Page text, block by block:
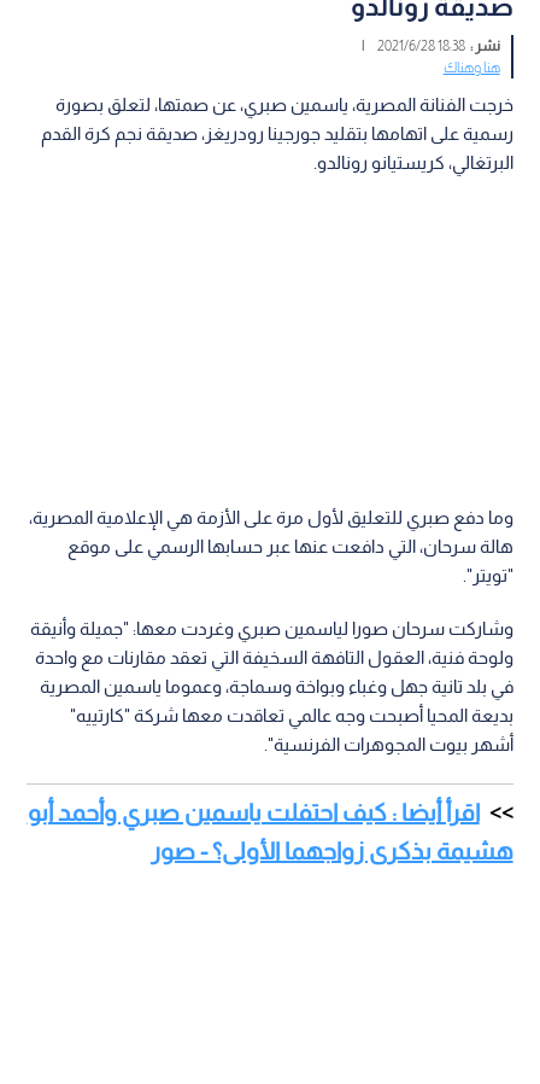
صديقة رونالدو
نشر :18:38 2021/6/28
|
هنا وهناك
خرجت الفنانة المصرية، ياسمين صبري، عن صمتها، لتعلق بصورة
رسمية على اتهامها بتقليد جورجينا رودريغز، صديقة نجم كرة القدم
البرتغالي، كريستيانو رونالدو.
وما دفع صبري للتعليق لأول مرة على الأزمة هي الإعلامية المصرية،
هالة سرحان، التي دافعت عنها عبر حسابها الرسمي على موقع
"تويتر".
وشاركت سرحان صورا لياسمين صبري وغردت معها: "جميلة وأنيقة
ولوحة فنية، العقول التافهة السخيفة التي تعقد مقارنات مع واحدة
في بلد تانية جهل وغباء وبواخة وسماجة، وعموما ياسمين المصرية
بديعة المحيا أصبحت وجه عالمي تعاقدت معها شركة "كارتييه"
أشهر بيوت المجوهرات الفرنسية".
اقرأ أيضا : كيف احتفلت ياسمين صبري وأحمد أبو
هشيمة بذكرى زواجهما الأولى؟ - صور